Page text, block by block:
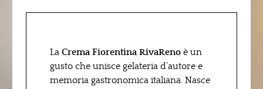
La Crema Fiorentina RivaReno è un
gusto che unisce gelateria d’autore e
memoria gastronomica italiana. Nasce